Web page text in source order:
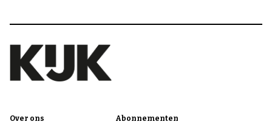
Over ons Abonnementen